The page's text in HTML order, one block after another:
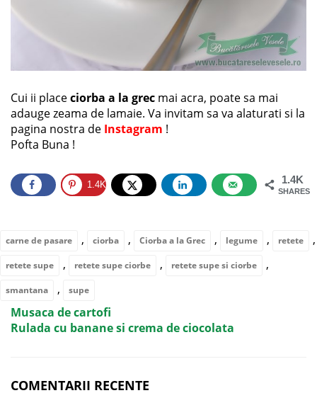
Cui ii placeciorba a la grec mai acra, poate sa mai
adauge zeama de lamaie. Va invitam sa va alaturati si la
pagina nostra de Instagram !
Pofta Buna !
1.4K
SHARES
1.4K
carne de pasare , ciorba , Ciorba a la Grec , legume , retete ,
retete supe , retete supe ciorbe , retete supe si ciorbe ,
smantana , supe
Musaca de cartofi
Rulada cu banane si crema de ciocolata
COMENTARII RECENTE